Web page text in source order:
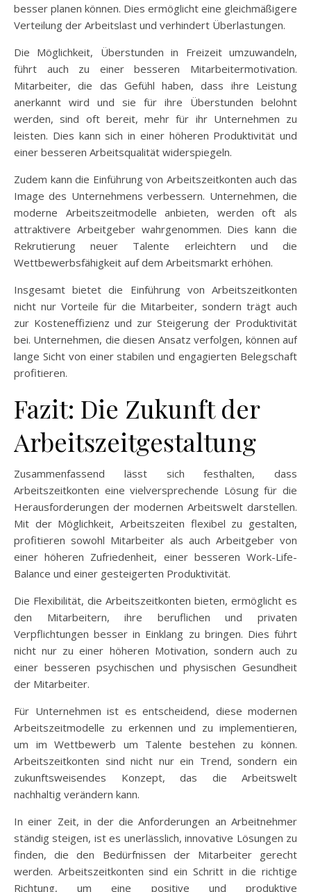
besser planen können. Dies ermöglicht eine gleichmäßigere
Verteilung der Arbeitslast und verhindert Überlastungen.
Die Möglichkeit, Überstunden in Freizeit umzuwandeln,
führt auch zu einer besseren Mitarbeitermotivation.
Mitarbeiter, die das Gefühl haben, dass ihre Leistung
anerkannt wird und sie für ihre Überstunden belohnt
werden, sind oft bereit, mehr für ihr Unternehmen zu
leisten. Dies kann sich in einer höheren Produktivität und
einer besseren Arbeitsqualität widerspiegeln.
Zudem kann die Einführung von Arbeitszeitkonten auch das
Image des Unternehmens verbessern. Unternehmen, die
moderne Arbeitszeitmodelle anbieten, werden oft als
attraktivere Arbeitgeber wahrgenommen. Dies kann die
Rekrutierung neuer Talente erleichtern und die
Wettbewerbsfähigkeit auf dem Arbeitsmarkt erhöhen.
Insgesamt bietet die Einführung von Arbeitszeitkonten
nicht nur Vorteile für die Mitarbeiter, sondern trägt auch
zur Kosteneffizienz und zur Steigerung der Produktivität
bei. Unternehmen, die diesen Ansatz verfolgen, können auf
lange Sicht von einer stabilen und engagierten Belegschaft
profitieren.
Fazit: Die Zukunft der
Arbeitszeitgestaltung
Zusammenfassend lässt sich festhalten, dass
Arbeitszeitkonten eine vielversprechende Lösung für die
Herausforderungen der modernen Arbeitswelt darstellen.
Mit der Möglichkeit, Arbeitszeiten flexibel zu gestalten,
profitieren sowohl Mitarbeiter als auch Arbeitgeber von
einer höheren Zufriedenheit, einer besseren Work-Life-
Balance und einer gesteigerten Produktivität.
Die Flexibilität, die Arbeitszeitkonten bieten, ermöglicht es
den Mitarbeitern, ihre beruflichen und privaten
Verpflichtungen besser in Einklang zu bringen. Dies führt
nicht nur zu einer höheren Motivation, sondern auch zu
einer besseren psychischen und physischen Gesundheit
der Mitarbeiter.
Für Unternehmen ist es entscheidend, diese modernen
Arbeitszeitmodelle zu erkennen und zu implementieren,
um im Wettbewerb um Talente bestehen zu können.
Arbeitszeitkonten sind nicht nur ein Trend, sondern ein
zukunftsweisendes Konzept, das die Arbeitswelt
nachhaltig verändern kann.
In einer Zeit, in der die Anforderungen an Arbeitnehmer
ständig steigen, ist es unerlässlich, innovative Lösungen zu
finden, die den Bedürfnissen der Mitarbeiter gerecht
werden. Arbeitszeitkonten sind ein Schritt in die richtige
Richtung, um eine positive und produktive